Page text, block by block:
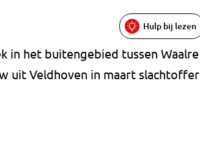
Hulp bij lezen
in het buitengebied tussen Waalre
uit Veldhoven in maart slachtoffer